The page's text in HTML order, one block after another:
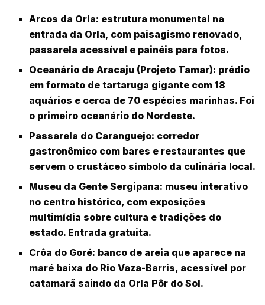
Arcos da Orla: estrutura monumental na
entrada da Orla, com paisagismo renovado,
passarela acessível e painéis para fotos.
Oceanário de Aracaju (Projeto Tamar): prédio
em formato de tartaruga gigante com 18
aquários e cerca de 70 espécies marinhas. Foi
o primeiro oceanário do Nordeste.
Passarela do Caranguejo: corredor
gastronômico com bares e restaurantes que
servem o crustáceo símbolo da culinária local.
Museu da Gente Sergipana: museu interativo
no centro histórico, com exposições
multimídia sobre cultura e tradições do
estado. Entrada gratuita.
Crôa do Goré: banco de areia que aparece na
maré baixa do Rio Vaza-Barris, acessível por
catamarã saindo da Orla Pôr do Sol.